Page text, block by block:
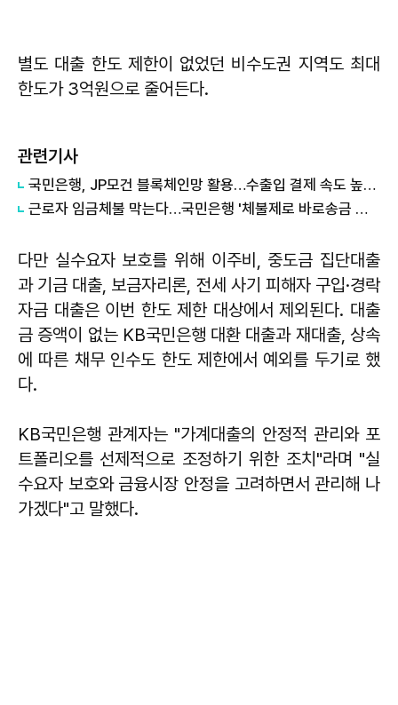
별도 대출 한도 제한이 없었던 비수도권 지역도 최대
한도가 3억원으로 줄어든다.
관련기사
국민은행, JP모건 블록체인망 활용…수출입 결제 속도 높인다
근로자 임금체불 막는다…국민은행 '체불제로 바로송금 서비스' 출시
다만 실수요자 보호를 위해 이주비, 중도금 집단대출
과 기금 대출, 보금자리론, 전세 사기 피해자 구입·경락
자금 대출은 이번 한도 제한 대상에서 제외된다. 대출
금 증액이 없는 KB국민은행 대환 대출과 재대출, 상속
에 따른 채무 인수도 한도 제한에서 예외를 두기로 했
다.
KB국민은행 관계자는 "가계대출의 안정적 관리와 포
트폴리오를 선제적으로 조정하기 위한 조치"라며 "실
수요자 보호와 금융시장 안정을 고려하면서 관리해 나
가겠다"고 말했다.